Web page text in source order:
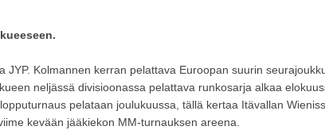
JYP. Kolmannen kerran pelattava Euroopan suurin
neljässä divisioonassa pelattava runkosarja alkaa
pelataan joulukuussa, tällä kertaa Itävallan
kevään jääkiekon MM-turnauksen areena.